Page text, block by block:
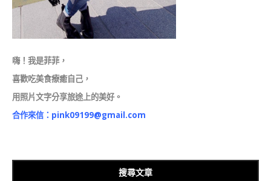
嗨！我是菲菲，
喜歡吃美食療癒自己，
用照片文字分享旅途上的美好。
合作來信： pink09199@gmail.com
搜尋文章